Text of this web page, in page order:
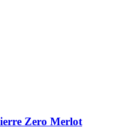
Zero Merlot